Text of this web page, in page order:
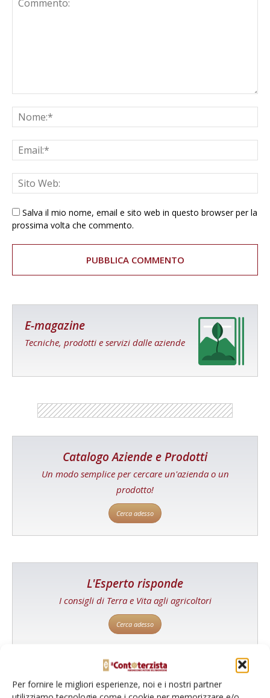
Per fornire le migliori esperienze, noi e i nostri partner
Salva il mio nome, email e sito web in questo browser per la
prossima volta che commento.
E-magazine
Tecniche, prodotti e servizi dalle aziende
Catalogo Aziende e Prodotti
Un modo semplice per cercare un'azienda o un
prodotto!
Cerca adesso
L'Esperto risponde
I consigli di Terra e Vita agli agricoltori
Cerca adesso